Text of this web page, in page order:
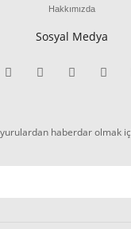
Hakkımızda
Sosyal Medya
haberdar olmak